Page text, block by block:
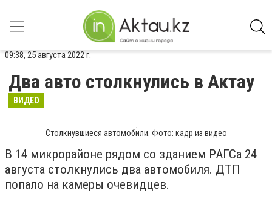
09:38, 25 августа 2022 г.
Два авто столкнулись в Актау
ВИДЕО
Столкнувшиеся автомобили. Фото: кадр из видео
В 14 микрорайоне рядом со зданием РАГСа 24
августа столкнулись два автомобиля. ДТП
попало на камеры очевидцев.